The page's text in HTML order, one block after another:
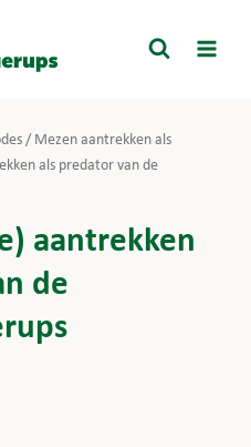
/ Mezen aantrekken als
als predator van de
aantrekken
de